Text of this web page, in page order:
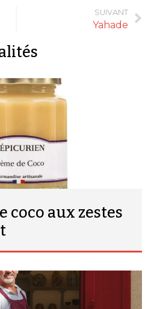
SUIVANT
Yahade
coco aux zestes